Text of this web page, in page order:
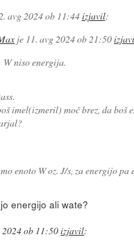
avg 2024 ob 11:44izjavil:
je 11. avg 2024 ob 21:50
W niso energija.
imel(izmeril) moč brez, da boš
enoto W oz. J/s, za energijo pa
energijo ali wate?
2024 ob 11:50izjavil: